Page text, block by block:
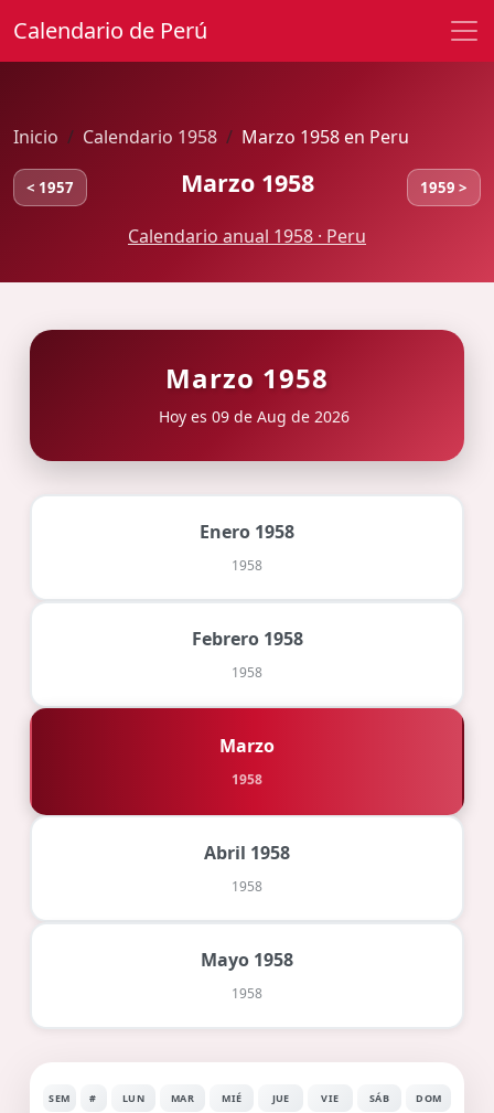
Calendario de Perú
Inicio Calendario 1958 Marzo 1958 en Peru
< 1957 Marzo 1958 1959 >
Calendario anual 1958 · Peru
Marzo 1958
Hoy es 09 de Aug de 2026
Enero 1958
1958
Febrero 1958
1958
Marzo
1958
Abril 1958
1958
Mayo 1958
1958
SEM # LUN MAR MIÉ JUE VIE SÁB DOM